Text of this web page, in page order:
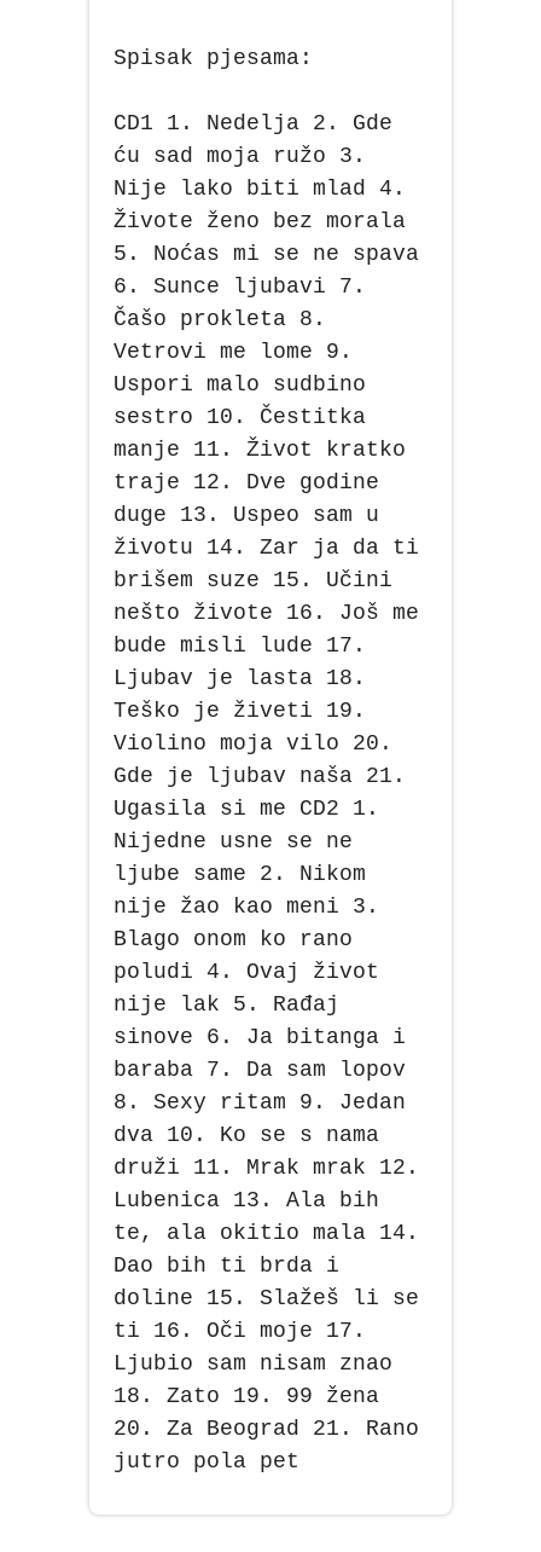
Spisak pjesama:
CD1 1. Nedelja 2. Gde
ću sad moja ružo 3.
Nije lako biti mlad 4.
Živote ženo bez morala
5. Noćas mi se ne spava
6. Sunce ljubavi 7.
Čašo prokleta 8.
Vetrovi me lome 9.
Uspori malo sudbino
sestro 10. Čestitka
manje 11. Život kratko
traje 12. Dve godine
duge 13. Uspeo sam u
životu 14. Zar ja da ti
brišem suze 15. Učini
nešto živote 16. Još me
bude misli lude 17.
Ljubav je lasta 18.
Teško je živeti 19.
Violino moja vilo 20.
Gde je ljubav naša 21.
Ugasila si me CD2 1.
Nijedne usne se ne
ljube same 2. Nikom
nije žao kao meni 3.
Blago onom ko rano
poludi 4. Ovaj život
nije lak 5. Rađaj
sinove 6. Ja bitanga i
baraba 7. Da sam lopov
8. Sexy ritam 9. Jedan
dva 10. Ko se s nama
druži 11. Mrak mrak 12.
Lubenica 13. Ala bih
te, ala okitio mala 14.
Dao bih ti brda i
doline 15. Slažeš li se
ti 16. Oči moje 17.
Ljubio sam nisam znao
18. Zato 19. 99 žena
20. Za Beograd 21. Rano
jutro pola pet